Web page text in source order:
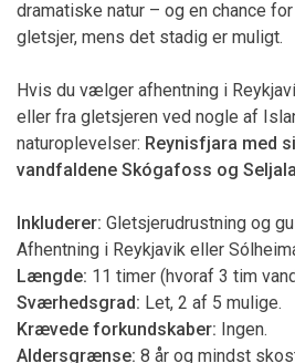
dramatiske natur – og en chance
gletsjer, mens det stadig er muligt.
Hvis du vælger afhentning i
eller fra gletsjeren ved nogle af
naturoplevelser: Reynisfjara med
vandfaldene Skógafoss og
Inkluderer: Gletsjerudrustning og
Afhentning i Reykjavik eller
Længde: 11 timer (hvoraf 3 tim
Sværhedsgrad: Let, 2 af 5 mulige.
Krævede forkundskaber: Ingen.
Aldersgrænse: 8 år og mindst